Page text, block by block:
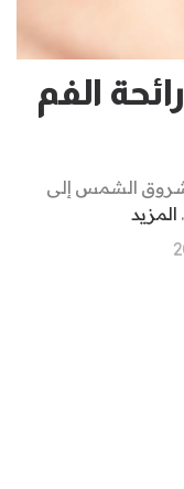
الفم
شروق الشمس إلى
المزيد